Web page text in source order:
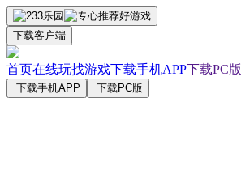
下载客户端
首页在线玩找游戏下载手机APP下载PC版
下载手机APP 下载PC版